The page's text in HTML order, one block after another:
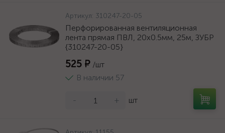
Артикул: 310247-20-05
Перфорированная вентиляционная
лента прямая ПВЛ, 20х0.5мм, 25м, ЗУБР
{310247-20-05}
525 ₽ /шт
В наличии 57
- + шт